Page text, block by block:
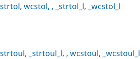
strtol, wcstol, , _strtol_l, _wcstol_l
strtoul, _strtoul_l, , wcstoul, _wcstoul_l